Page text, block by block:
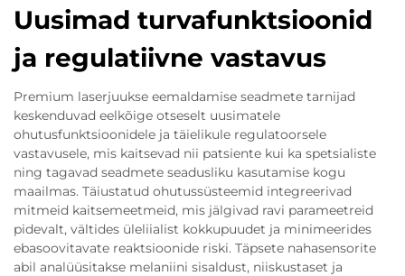
Uusimad turvafunktsioonid
ja regulatiivne vastavus
Premium laserjuukse eemaldamise seadmete tarnijad
keskenduvad eelkõige otseselt uusimatele
ohutusfunktsioonidele ja täielikule regulatoorsele
vastavusele, mis kaitsevad nii patsiente kui ka spetsialiste
ning tagavad seadmete seadusliku kasutamise kogu
maailmas. Täiustatud ohutussüsteemid integreerivad
mitmeid kaitsemeetmeid, mis jälgivad ravi parameetreid
pidevalt, vältides üleliialist kokkupuudet ja minimeerides
ebasoovitavate reaktsioonide riski. Täpsete nahasensorite
abil analüüsitakse melaniini sisaldust, niiskustaset ja